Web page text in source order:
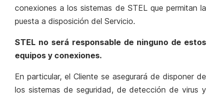
conexiones a los sistemas de STEL que permitan la
puesta a disposición del Servicio.
STEL no será responsable de ninguno de estos
equipos y conexiones.
En particular, el Cliente se asegurará de disponer de
los sistemas de seguridad, de detección de virus y